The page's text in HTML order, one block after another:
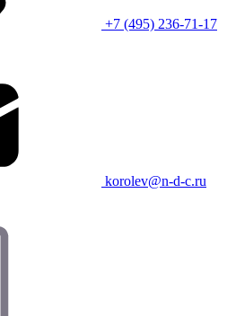
+7 (495) 236-71-17
korolev@n-d-c.ru